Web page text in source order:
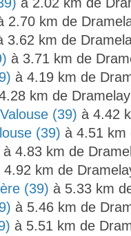
2.70 km de
3.62 km de
à 3.71 km de
à 4.19 km de
km de Dramelay
(39) à 4.42
(39) à 4.51 km
à 4.83 km de
4.92 km de
(39) à 5.33 km
à 5.46 km de
à 5.51 km de